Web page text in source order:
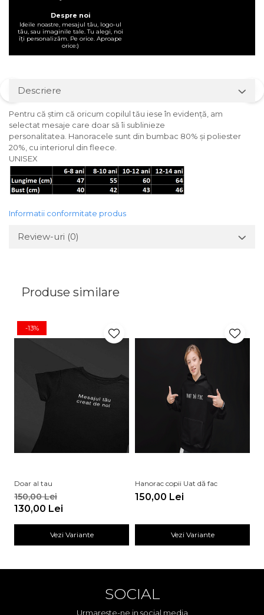
Despre noi
Ideile noastre, mesajul tău, logo-ul
tău, sau imaginile tale. Tu alegi, noi
îți personalizăm. Pe orice. Aproape
orice:)
Descriere
Pentru că știm că oricum copilultău iese în evidență , am
selectat mesaje care doar să îi sublinieze
personalitatea. Hanoracele sunt din bumbac 80% și poliester
20%, cu interiorul din fleece.
UNISEX
Informatii conformitate produs
Review-uri (0)
Produse similare
-13%
Doar al tau
150,00 Lei
130,00 Lei
Vezi Variante
Hanorac copii Uat dă fac
150,00 Lei
Vezi Variante
SOCIAL
Urmareste-ne in social media